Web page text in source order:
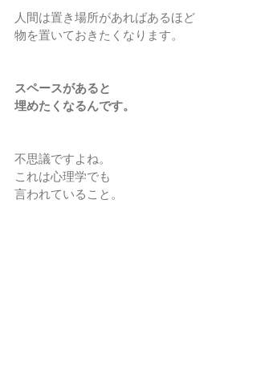
人間は置き場所があればあるほど
物を置いておきたくなります。
スペースがあると
埋めたくなるんです。
不思議ですよね。
これは心理学でも
言われていること。